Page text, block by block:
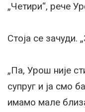
„Четири“, рече
Стоја се зачуди.
„Па, Урош није
супруг и ја смо
имамо мале